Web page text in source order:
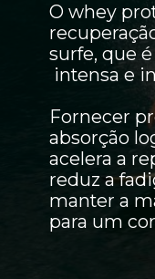
O whey
surfe, que
intensa e
Fornecer
absorção
acelera a
reduz a
manter a
para um